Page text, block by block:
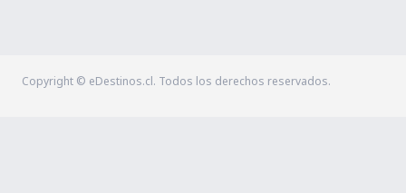
Copyright © eDestinos.cl. Todos los derechos reservados.